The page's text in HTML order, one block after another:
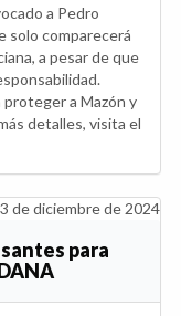
a Pedro
solo comparecerá
a pesar de que
a Mazón y
detalles, visita el
de diciembre de 2024
para